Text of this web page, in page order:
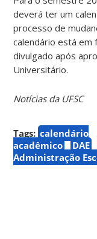
deverá ter um
processo de
calendário está em
divulgado após
Universitário.
Notícias da UFSC
Tags: calendário
acadêmico
DAE
Administração